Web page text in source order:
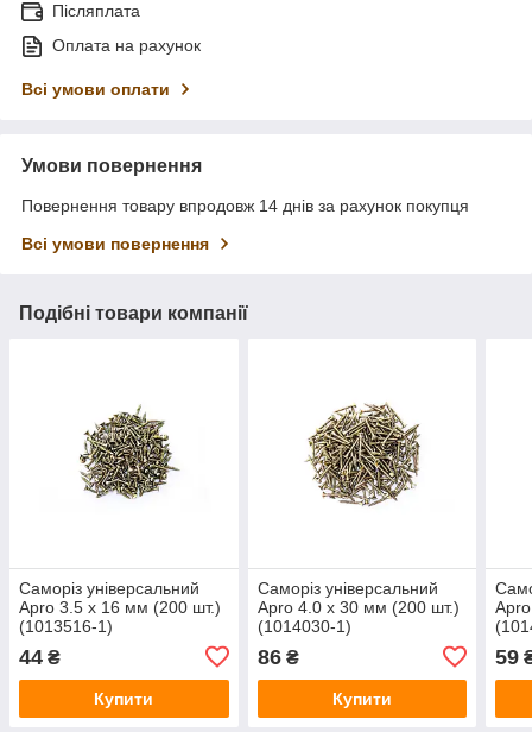
Післяплата
Оплата на рахунок
Всі умови оплати
Умови повернення
Повернення товару впродовж 14 днів за рахунок покупця
Всі умови повернення
Подібні товари компанії
Саморіз універсальний
Apro 3.5 x 16 мм (200 шт.)
(1013516-1)
44 ₴
Купити
Саморіз універсальний
Apro 4.0 x 30 мм (200 шт.)
(1014030-1)
86₴
Купити
59